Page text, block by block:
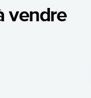
vendre